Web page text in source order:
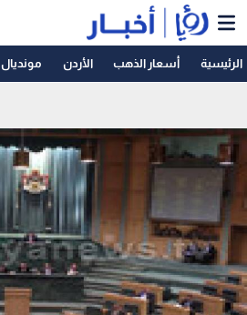
الرئيسية أسعار الذهب الأردن مونديال 2026